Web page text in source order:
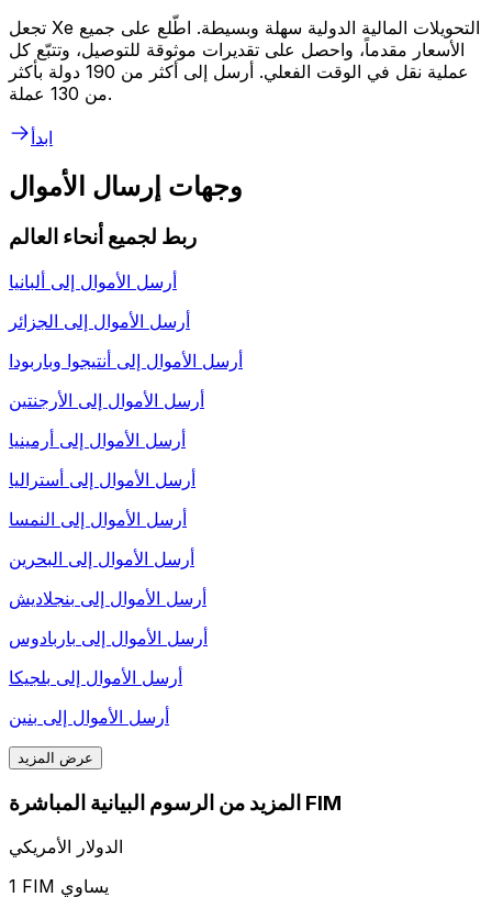
تجعل Xe التحويلات المالية الدولية سهلة وبسيطة. اطّلع على جميع
الأسعار مقدماً، واحصل على تقديرات موثوقة للتوصيل، وتتبّع كل
عملية نقل في الوقت الفعلي. أرسل إلى أكثر من 190 دولة بأكثر
من 130 عملة.
ابدأ
وجهات إرسال الأموال
ربط لجميع أنحاء العالم
أرسل الأموال إلى ألبانيا
أرسل الأموال إلى الجزائر
أرسل الأموال إلى أنتيجوا وباربودا
أرسل الأموال إلى الأرجنتين
أرسل الأموال إلى أرمينيا
أرسل الأموال إلى أستراليا
أرسل الأموال إلى النمسا
أرسل الأموال إلى البحرين
أرسل الأموال إلى بنجلاديش
أرسل الأموال إلى باربادوس
أرسل الأموال إلى بلجيكا
أرسل الأموال إلى بنين
عرض المزيد
المزيد من الرسوم البيانية المباشرة FIM
الدولار الأمريكي
1 FIM يساوي